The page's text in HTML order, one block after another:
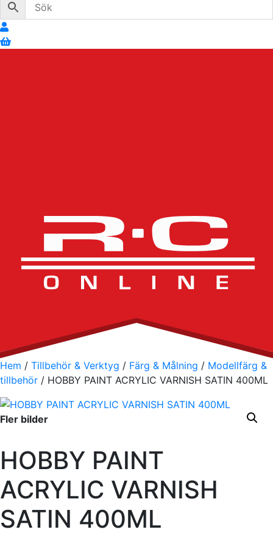
Hem / Tillbehör & Verktyg / Färg & Målning / Modellfärg &
tillbehör / HOBBY PAINT ACRYLIC VARNISH SATIN 400ML
Fler bilder
HOBBY PAINT
ACRYLIC VARNISH
SATIN 400ML